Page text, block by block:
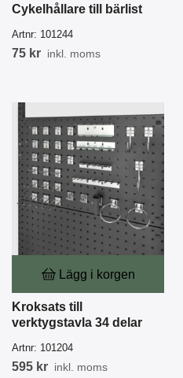
Cykelhållare till bärlist
Artnr: 101244
75 kr inkl. moms
Lägg i korgen
Kroksats till
verktygstavla 34 delar
Artnr: 101204
595 kr inkl. moms